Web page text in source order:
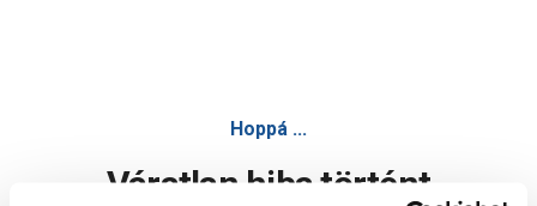
Hoppá ...
Váratlan hiba történt